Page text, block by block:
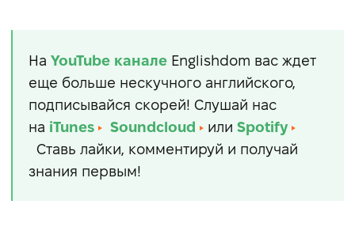
На YouTube канале Englishdom вас ждет
еще больше нескучного английского,
подписывайся скорей! Слушай нас
на iTunes Soundcloud или Spotify
Ставь лайки, комментируй и получай
знания первым!